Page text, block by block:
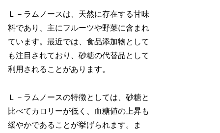
Ｌ－ラムノースは、天然に存在する甘味
料であり、主にフルーツや野菜に含まれ
ています。最近では、食品添加物として
も注目されており、砂糖の代替品として
利用されることがあります。
Ｌ－ラムノースの特徴としては、砂糖と
比べてカロリーが低く、血糖値の上昇も
緩やかであることが挙げられます。ま